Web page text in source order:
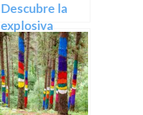
Descubre la
explosiva
arquitectura
del Museo
Guggenheim
Bilbao | Visita
imprescindible